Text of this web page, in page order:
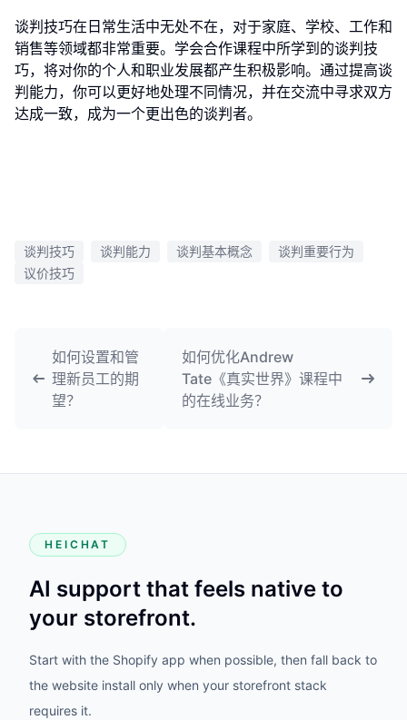
谈判技巧在日常生活中无处不在，对于家庭、学校、工作和
销售等领域都非常重要。学会合作课程中所学到的谈判技
巧，将对你的个人和职业发展都产生积极影响。通过提高谈
判能力，你可以更好地处理不同情况，并在交流中寻求双方
达成一致，成为一个更出色的谈判者。
谈判技巧 谈判能力 谈判基本概念
谈判重要行为
议价技巧
如何设置和管
理新员工的期
望？
如何优化Andrew
Tate《真实世界》课程中
的在线业务？
HEICHAT
AI support that feels native to
your storefront.
Start with the Shopify app when possible, then fall back to
the website install only when your storefront stack
requires it.